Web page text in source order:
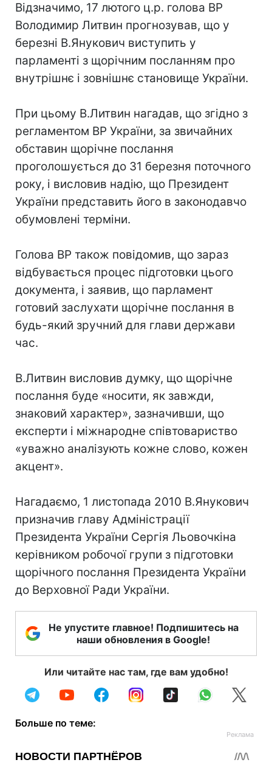
Відзначимо, 17 лютого ц.р. голова ВР
Володимир Литвин прогнозував, що у
березні В.Янукович виступить у
парламенті з щорічним посланням про
внутрішнє і зовнішнє становище України.
При цьому В.Литвин нагадав, що згідно з
регламентом ВР України, за звичайних
обставин щорічне послання
проголошується до 31 березня поточного
року, і висловив надію, що Президент
України представить його в законодавчо
обумовлені терміни.
Голова ВР також повідомив, що зараз
відбувається процес підготовки цього
документа, і заявив, що парламент
готовий заслухати щорічне послання в
будь-який зручний для глави держави
час.
В.Литвин висловив думку, що щорічне
послання буде «носити, як завжди,
знаковий характер», зазначивши, що
експерти і міжнародне співтовариство
«уважно аналізують кожне слово, кожен
акцент».
Нагадаємо, 1 листопада 2010 В.Янукович
призначив главу Адміністрації
Президента України Сергія Льовочкіна
керівником робочої групи з підготовки
щорічного послання Президента України
до Верховної Ради України.
Не упустите главное! Подпишитесь на
наши обновления в Google!
Или читайте нас там, где вам удобно!
Больше по теме: